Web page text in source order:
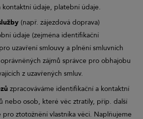
kontaktní údaje, platební údaje.
(např. zájezdová doprava)
údaje (zejména identifikační
uzavření smlouvy a plnění smluvních
zájmů správce pro obhajobu
z uzavřených smluv.
zpracováváme identifikační a kontaktní
nebo osob, které věc ztratily, příp. další
ztotožnění vlastníka věci. Naplňujeme